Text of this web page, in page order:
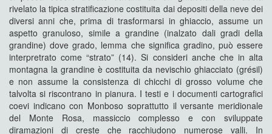
rivelato la tipica stratificazione costituita dai depositi della neve dei
diversi anni che, prima di trasformarsi in ghiaccio, assume un
aspetto granuloso, simile a grandine (inalzato dali gradi della
grandine) dove grado, lemma che significa gradino, può essere
interpretrato come “strato” (14). Si consideri anche che in alta
montagna la grandine è costituita da nevischio ghiacciato (grésil)
e non assume la consistenza di chicchi di grosso volume che
talvolta si riscontrano in pianura. I testi e i documenti cartografici
coevi indicano con Monboso soprattutto il versante meridionale
del Monte Rosa, massiccio complesso e con sviluppate
diramazioni di creste che racchiudono numerose valli. In